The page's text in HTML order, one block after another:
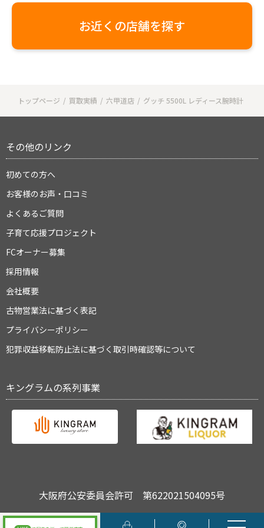
お近くの店舗を探す
トップページ 買取実績 六甲道店 グッチ 5500L レディース腕時計
その他のリンク
初めての方へ
お客様のお声・口コミ
よくあるご質問
子育て応援プロジェクト
FCオーナー募集
採用情報
会社概要
古物営業法に基づく表記
プライバシーポリシー
犯罪収益移転防止法に基づく取引時確認等について
キングラムの系列事業
大阪府公安委員会許可 第622021504095号
Copyright © キングラム All Rights Reserved.